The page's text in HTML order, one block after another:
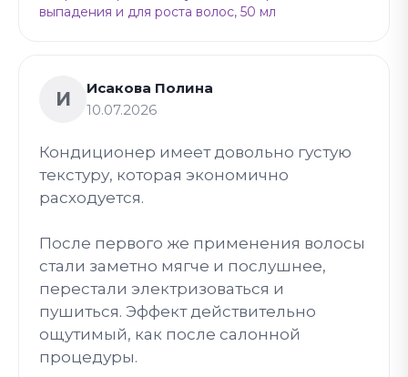
выпадения и для роста волос, 50 мл
И
Исакова Полина
10.07.2026
Кондиционер имеет довольно густую
текстуру, которая экономично
расходуется.
После первого же применения волосы
стали заметно мягче и послушнее,
перестали электризоваться и
пушиться. Эффект действительно
ощутимый, как после салонной
процедуры.